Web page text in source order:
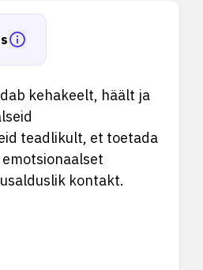
kehakeelt, häält ja
teadlikult, et toetada
kontakt.